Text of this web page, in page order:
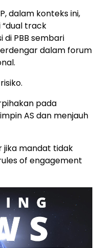
dalam konteks ini,
track
di PBB sembari
dalam forum
pada
AS dan menjauh
jika mandat tidak
of engagement